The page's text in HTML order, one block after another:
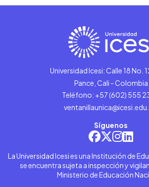
Universidad Icesi: Calle 18 No.
Pance, Cali - Colombia
Teléfono: +57 (602) 555
Síguenos
La Universidad Icesi es una Institución de
se encuentra sujeta a inspección y
Ministerio de Educación